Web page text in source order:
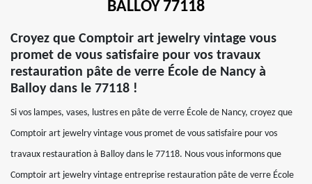
BALLOY 77118
Croyez que Comptoir art jewelry vintage vous
promet de vous satisfaire pour vos travaux
restauration pâte de verre École de Nancy à
Balloy dans le 77118 !
Si vos lampes, vases, lustres en pâte de verre École de Nancy, croyez que
Comptoir art jewelry vintage vous promet de vous satisfaire pour vos
travaux restauration à Balloy dans le 77118. Nous vous informons que
Comptoir art jewelry vintage entreprise restauration pâte de verre École